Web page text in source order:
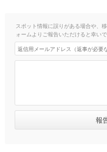
スポット情報に誤りがある場合や、
ォームよりご報告いただけると幸いで